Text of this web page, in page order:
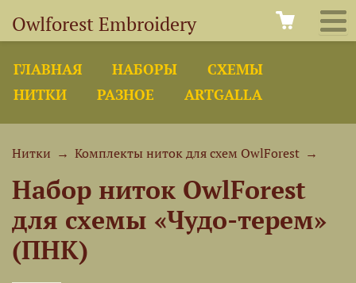
Owlforest Embroidery
ГЛАВНАЯ НАБОРЫ
СХЕМЫ
НИТКИ
РАЗНОЕ ARTGALLA
Нитки → Комплекты ниток для схем OwlForest →
Набор ниток OwlForest
для схемы «Чудо-терем»
(ПНК)